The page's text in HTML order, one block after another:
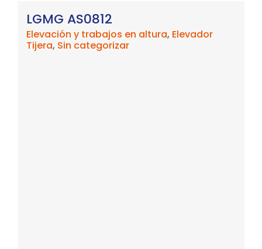
LGMG AS0812
Elevación y trabajos en altura, Elevador
Tijera, Sin categorizar